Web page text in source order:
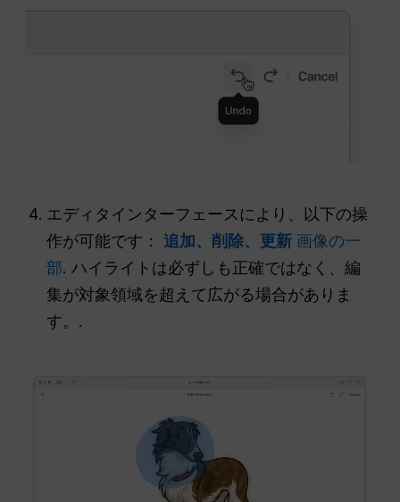
エディタインターフェースにより、以下の操
作が可能です：追加、削除、更新 画像の一
部. ハイライトは必ずしも正確ではなく、編
集が対象領域を超えて広がる場合がありま
す。.